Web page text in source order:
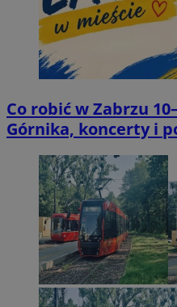
Co robić w Zabrzu
Górnika, koncerty i